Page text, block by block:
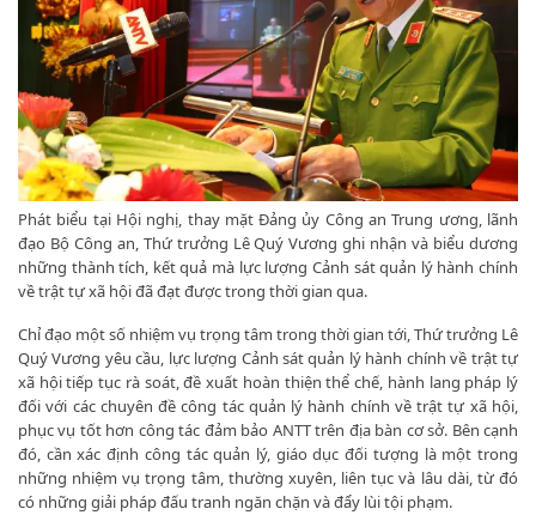
Phát biểu tại Hội nghị, thay mặt Đảng ủy Công an Trung ương, lãnh
đạo Bộ Công an, Thứ trưởng Lê Quý Vương ghi nhận và biểu dương
những thành tích, kết quả mà lực lượng Cảnh sát quản lý hành chính
về trật tự xã hội đã đạt được trong thời gian qua.
Chỉ đạo một số nhiệm vụ trọng tâm trong thời gian tới, Thứ trưởng Lê
Quý Vương yêu cầu, lực lượng Cảnh sát quản lý hành chính về trật tự
xã hội tiếp tục rà soát, đề xuất hoàn thiện thể chế, hành lang pháp lý
đối với các chuyên đề công tác quản lý hành chính về trật tự xã hội,
phục vụ tốt hơn công tác đảm bảo ANTT trên địa bàn cơ sở. Bên cạnh
đó, cần xác định công tác quản lý, giáo dục đối tượng là một trong
những nhiệm vụ trọng tâm, thường xuyên, liên tục và lâu dài, từ đó
có những giải pháp đấu tranh ngăn chặn và đẩy lùi tội phạm.